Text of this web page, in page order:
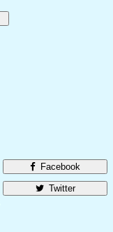
Facebook
Twitter